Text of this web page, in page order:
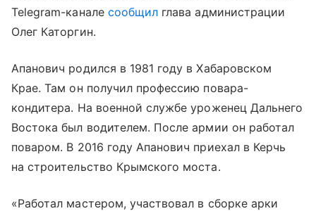
Telegram-канале сообщил глава администрации
Олег Каторгин.
Апанович родился в 1981 году в Хабаровском
Крае. Там он получил профессию повара-
кондитера. На военной службе уроженец Дальнего
Востока был водителем. После армии он работал
поваром. В 2016 году Апанович приехал в Керчь
на строительство Крымского моста.
«Работал мастером, участвовал в сборке арки